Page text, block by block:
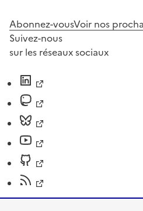
Abonnez-vousVoir nos
Suivez-nous
sur les réseaux sociaux